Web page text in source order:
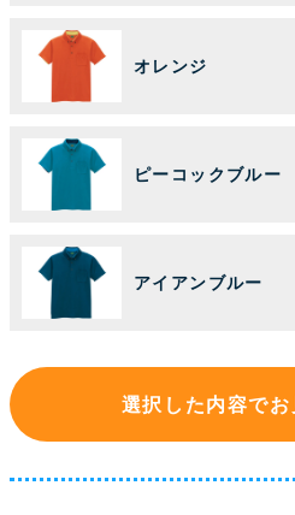
オレンジ
ピーコックブルー
アイアンブルー
選択した内容で